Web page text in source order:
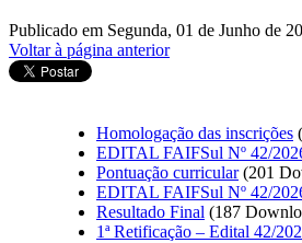
Publicado em Segunda, 01 de Junho de
Voltar à página anterior
Homologação das inscrições
EDITAL FAIFSul Nº 42/
Pontuação curricular (201
EDITAL FAIFSul Nº 42/
Resultado Final (187
1ª Retificação – Edital 42/